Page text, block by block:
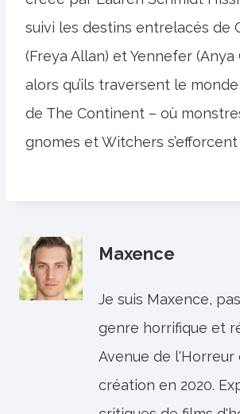
suivi les destins entrelacés de
(Freya Allan) et Yennefer (Anya
alors qu’ils traversent le
de The Continent – ​​où
gnomes et Witchers
Maxence
Je suis Maxence,
genre horrifique et
Avenue de l'Horreur
création en 2020.